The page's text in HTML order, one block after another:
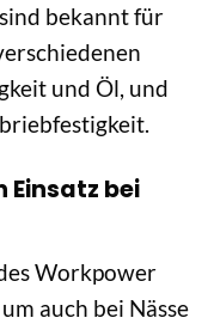
bekannt für
und Öl, und
Einsatz bei
Workpower
auch bei Nässe